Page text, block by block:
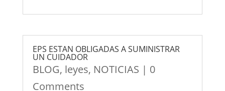
EPS ESTAN OBLIGADAS A SUMINISTRAR
UN CUIDADOR
BLOG, leyes, NOTICIAS | 0
Comments